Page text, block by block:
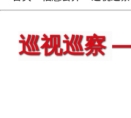
巡视巡察